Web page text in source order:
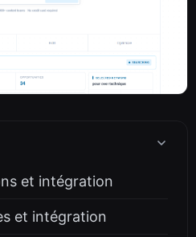
et intégration
et intégration